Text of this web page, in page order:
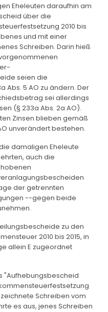
Eheleuten daraufhin am
über die
2010 bis
und mit einer
Schreiben. Darin hieß
seien die
Abs. 5 AO zu ändern. Der
sei allerdings
(§ 233a Abs. 2a AO).
Zinsen blieben gemäß
unverändert bestehen.
damaligen Eheleute
auch die
der getrennten
--gegen beide
zu den
2010 bis 2015, in
allein E zugeordnet
"Aufhebungsbescheid
Schreiben vom
es aus, jenes Schreiben